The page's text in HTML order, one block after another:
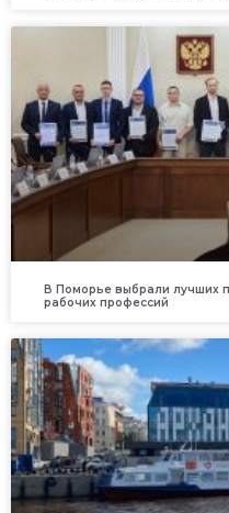
В Поморье выбрали лучших
рабочих профессий